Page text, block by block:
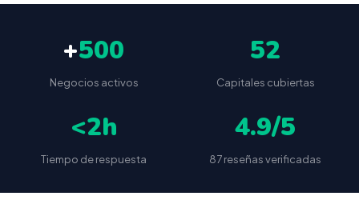
+500
Negocios activos
52
Capitales cubiertas
<2h
Tiempo de respuesta
4.9/5
87 reseñas verificadas